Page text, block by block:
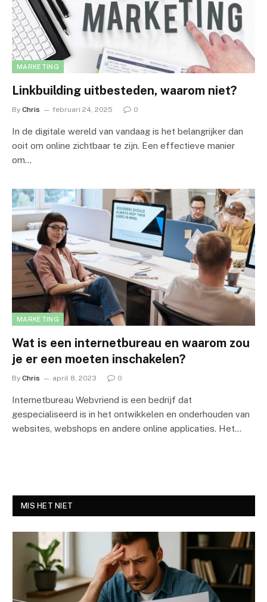
MARKETING
Linkbuilding uitbesteden, waarom niet?
By Chris februari 24, 2025 0
In de digitale wereld van vandaag is het belangrijker dan
ooit om online zichtbaar te zijn. Een effectieve manier
om…
MARKETING
Wat is een internetbureau en waarom zou
je er een moeten inschakelen?
By Chris april 8, 2023 0
Internetbureau Webvriend is een bedrijf dat
gespecialiseerd is in het ontwikkelen en onderhouden van
websites, webshops en andere online applicaties. Het…
MIS HET NIET